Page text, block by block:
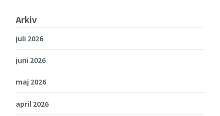
Arkiv
juli 2026
juni 2026
maj 2026
april 2026